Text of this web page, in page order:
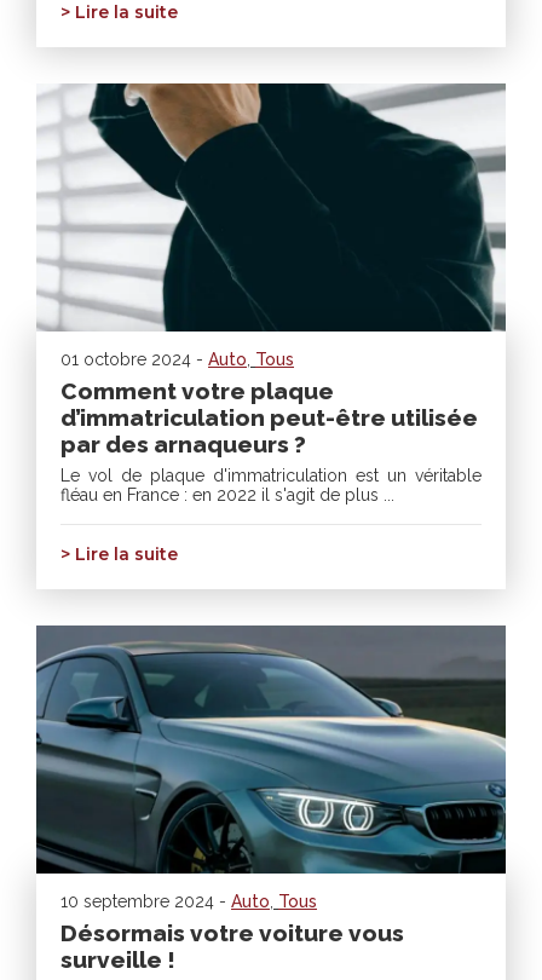
> Lire la suite
01 octobre 2024 - Auto Tous
Comment votre plaque
d’immatriculation peut-être utilisée
par des arnaqueurs ?
Le vol de plaque d'immatriculation est un véritable
fléau en France : en 2022 il s'agit de plus ...
> Lire la suite
10 septembre 2024 - Auto Tous
Désormais votre voiture vous
surveille !